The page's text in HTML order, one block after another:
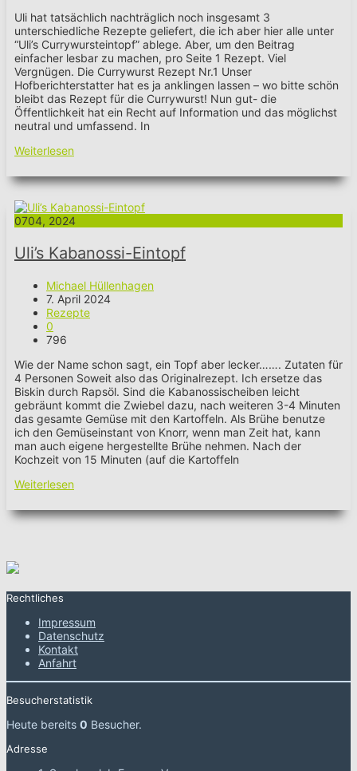
Uli hat tatsächlich nachträglich noch insgesamt 3
unterschiedliche Rezepte geliefert, die ich aber hier alle unter
“Uli’s Currywursteintopf” ablege. Aber, um den Beitrag
einfacher lesbar zu machen, pro Seite 1 Rezept. Viel
Vergnügen. Die Currywurst Rezept Nr.1 Unser
Hofberichterstatter hat es ja anklingen lassen – wo bitte schön
bleibt das Rezept für die Currywurst! Nun gut- die
Öffentlichkeit hat ein Recht auf Information und das möglichst
neutral und umfassend. In
Weiterlesen
0704, 2024
Uli’s Kabanossi-Eintopf
Michael Hüllenhagen
7. April 2024
Rezepte
0
796
Wie der Name schon sagt, ein Topf aber lecker……. Zutaten für
4 Personen Soweit also das Originalrezept. Ich ersetze das
Biskin durch Rapsöl. Sind die Kabanossischeiben leicht
gebräunt kommt die Zwiebel dazu, nach weiteren 3-4 Minuten
das gesamte Gemüse mit den Kartoffeln. Als Brühe benutze
ich den Gemüseinstant von Knorr, wenn man Zeit hat, kann
man auch eigene hergestellte Brühe nehmen. Nach der
Kochzeit von 15 Minuten (auf die Kartoffeln
Weiterlesen
Rechtliches
Impressum
Datenschutz
Kontakt
Anfahrt
Besucherstatistik
Heute bereits 0 Besucher.
Adresse